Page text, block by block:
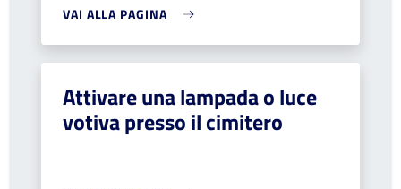
VAI ALLA PAGINA
Attivare una lampada o luce
votiva presso il cimitero